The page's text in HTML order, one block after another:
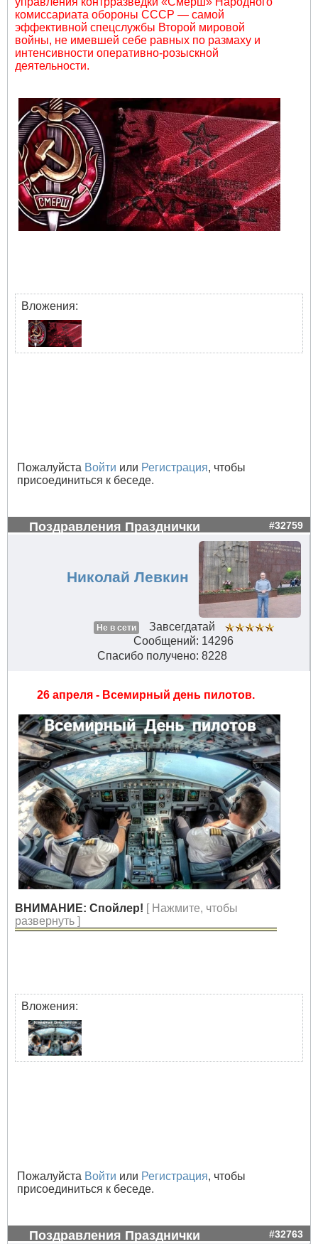
комиссариата обороны СССР — самой
эффективной спецслужбы Второй мировой
войны, не имевшей себе равных по размаху и
интенсивности оперативно-розыскной
деятельности.
Вложения:
Пожалуйста Войти или Регистрация, чтобы
присоединиться к беседе.
Поздравления Празднички #32759
Николай Левкин
Не в сети
Завсегдатай
Сообщений: 14296
Спасибо получено: 8228
26 апреля - Всемирный день пилотов.
ВНИМАНИЕ: Спойлер! [ Нажмите, чтобы
развернуть ]
Вложения:
Пожалуйста Войти или Регистрация, чтобы
присоединиться к беседе.
Поздравления Празднички #32763